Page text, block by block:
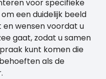
voor specifieke
een duidelijk beeld
wensen voordat u
gaat, zodat u samen
kunt komen die
als de